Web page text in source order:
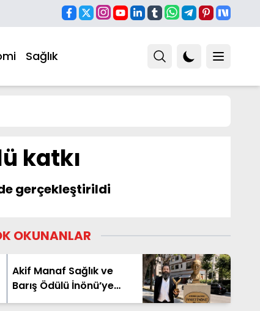
Sağlık
katkı
gerçekleştirildi
OKUNANLAR
Akif Manaf Sağlık ve
Barış Ödülü İnönü’ye
İthaf Edildi